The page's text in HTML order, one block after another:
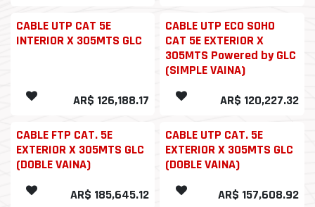
CABLE UTP CAT 5E
INTERIOR X 305MTS GLC
AR$ 126,188.17
CABLE UTP ECO SOHO
CAT 5E EXTERIOR X
305MTS Powered by GLC
(SIMPLE VAINA)
AR$ 120,227.32
CABLE FTP CAT. 5E
EXTERIOR X 305MTS GLC
(DOBLE VAINA)
AR$ 185,645.12
CABLE UTP CAT. 5E
EXTERIOR X 305MTS GLC
(DOBLE VAINA)
AR$ 157,608.92